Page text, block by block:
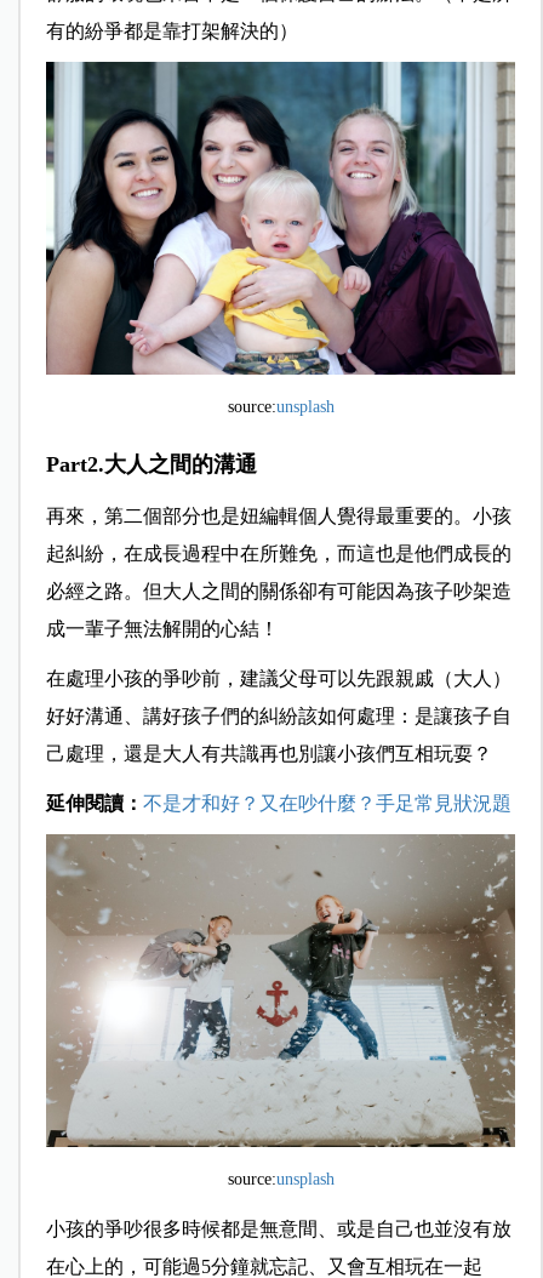
有的紛爭都是靠打架解決的）
source:unsplash
Part2.大人之間的溝通
再來，第二個部分也是妞編輯個人覺得最重要的。小孩
起糾紛，在成長過程中在所難免，而這也是他們成長的
必經之路。但大人之間的關係卻有可能因為孩子吵架造
成一輩子無法解開的心結！
在處理小孩的爭吵前，建議父母可以先跟親戚（大人）
好好溝通、講好孩子們的糾紛該如何處理：是讓孩子自
己處理，還是大人有共識再也別讓小孩們互相玩耍？
延伸閱讀： 不是才和好？又在吵什麼？手足常見狀況題
source:unsplash
小孩的爭吵很多時候都是無意間、或是自己也並沒有放
在心上的，可能過5分鐘就忘記、又會互相玩在一起